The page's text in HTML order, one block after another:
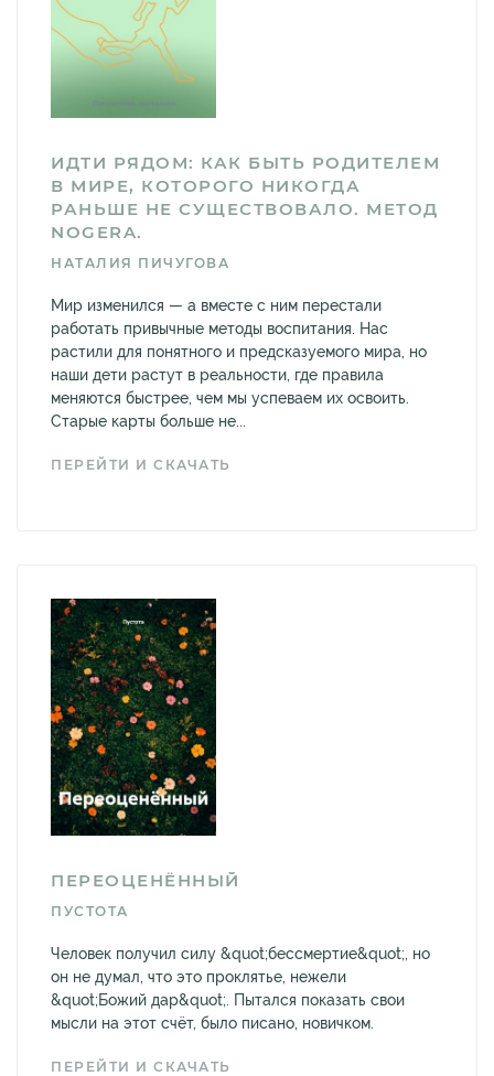
ИДТИ РЯДОМ: КАК БЫТЬ РОДИТЕЛЕМ
В МИРЕ, КОТОРОГО НИКОГДА
РАНЬШЕ НЕ СУЩЕСТВОВАЛО. МЕТОД
NOGERA.
НАТАЛИЯ ПИЧУГОВА
Мир изменился — а вместе с ним перестали
работать привычные методы воспитания. Нас
растили для понятного и предсказуемого мира, но
наши дети растут в реальности, где правила
меняются быстрее, чем мы успеваем их освоить.
Старые карты больше не...
ПЕРЕЙТИ И СКАЧАТЬ
ПЕРЕОЦЕНËННЫЙ
ПУСТОТА
Человек получил силу &quot;бессмертие&quot;, но
он не думал, что это проклятье, нежели
&quot;Божий дар&quot;. Пытался показать свои
мысли на этот счëт, было писано, новичком.
ПЕРЕЙТИ И СКАЧАТЬ